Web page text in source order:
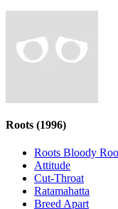
Roots (1996)
Roots Bloody
Attitude
Cut-Throat
Ratamahatta
Breed Apart